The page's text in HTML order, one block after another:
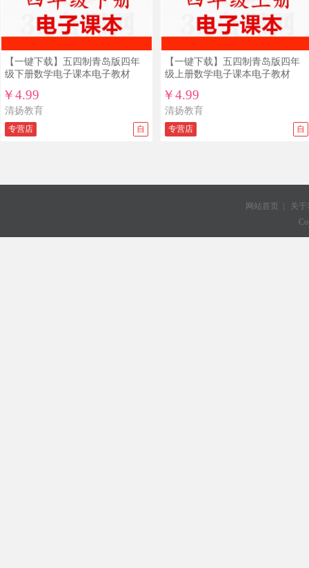
【一键下载】五四制青岛版四年
级下册数学电子课本电子教材
￥4.99
清扬教育
专营店 自
【一键下载】五四制青岛版四年
级上册数学电子课本电子教材
￥4.99
清扬教育
专营店 自
网站首页
关于